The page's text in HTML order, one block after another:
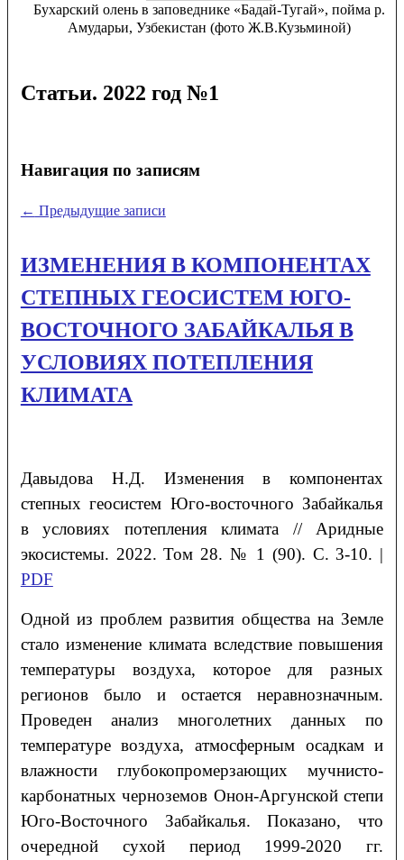
Бухарский олень в заповеднике «Бадай-Тугай», пойма р.
Амударьи, Узбекистан (фото Ж.В.Кузьминой)
Статьи. 2022 год №1
Навигация по записям
← Предыдущие записи
ИЗМЕНЕНИЯ В КОМПОНЕНТАХ
СТЕПНЫХ ГЕОСИСТЕМ ЮГО-
ВОСТОЧНОГО ЗАБАЙКАЛЬЯ В
УСЛОВИЯХ ПОТЕПЛЕНИЯ
КЛИМАТА
Давыдова Н.Д. Изменения в компонентах
степных геосистем Юго-восточного Забайкалья
в условиях потепления климата // Аридные
экосистемы. 2022. Том 28. № 1 (90). С. 3-10. |
PDF
Одной из проблем развития общества на Земле
стало изменение климата вследствие повышения
температуры воздуха, которое для разных
регионов было и остается неравнозначным.
Проведен анализ многолетних данных по
температуре воздуха, атмосферным осадкам и
влажности глубокопромерзающих мучнисто-
карбонатных черноземов Онон-Аргунской степи
Юго-Восточного Забайкалья. Показано, что
очередной сухой период 1999-2020 гг.